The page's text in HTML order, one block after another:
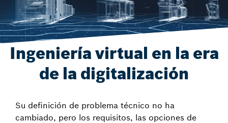
Ingeniería virtual en la era
de la digitalización
Su definición de problema técnico no ha
cambiado, pero los requisitos, las opciones de